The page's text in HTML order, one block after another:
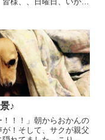
、いわゆるイベントの仕
、、一番最初に自粛が始
たぶん、一番最後に...
♪
！！！」朝からおかんの
が！そして、サクが親父